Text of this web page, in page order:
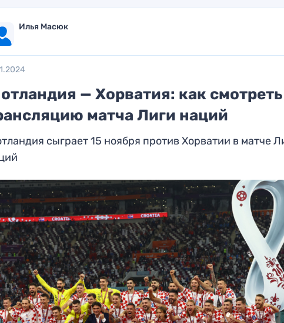
Илья Масюк
— Хорватия: как смотреть
матча Лиги наций
сыграет 15 ноября против Хорватии в матче